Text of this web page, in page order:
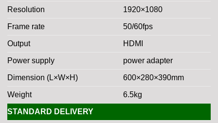
Resolution 1920×1080
Frame rate 50/60fps
Output HDMI
Power supply power adapter
Dimension (L×W×H) 600×280×390mm
Weight 6.5kg
STANDARD DELIVERY